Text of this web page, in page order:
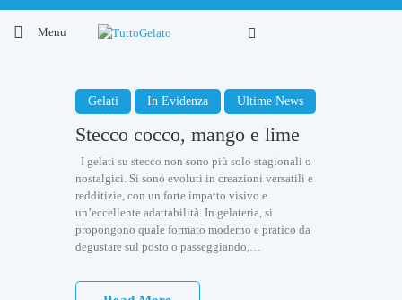
Menu
Gelati In Evidenza Ultime News
Stecco cocco, mango e lime
I gelati su stecco non sono più solo stagionali o
nostalgici. Si sono evoluti in creazioni versatili e
redditizie, con un forte impatto visivo e
un’eccellente adattabilità. In gelateria, si
propongono quale formato moderno e pratico da
degustare sul posto o passeggiando,…